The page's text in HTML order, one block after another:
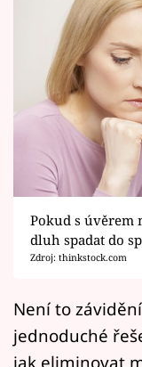
Seriály
Horoskopy
Sledujte
Filmový
Mámy sobě
Přihlášení
Pokud s úvěrem
dluh spadat do
Zdroj: thinkstock.com
Není to
jednoduché
jak eliminovat